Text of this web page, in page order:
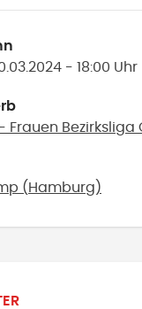
- 18:00 Uhr
Frauen Bezirksliga
( Hamburg )